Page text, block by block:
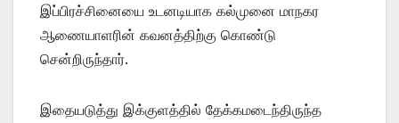
இப்பிரச்சினையை உடனடியாக கல்முனை மாநகர
ஆணையாளரின் கவனத்திற்கு கொண்டு
சென்றிருந்தார்.
இதையடுத்து இக்குளத்தில் தேக்கமடைந்திருந்த